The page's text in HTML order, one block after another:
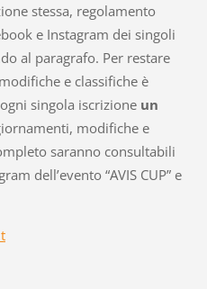
stessa, regolamento
e Instagram dei singoli
al paragrafo. Per restare
e classifiche è
singola iscrizione un
modifiche e
saranno consultabili
dell’evento “AVIS CUP” e